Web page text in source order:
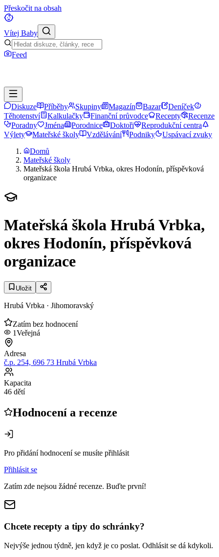
Přeskočit na obsah
Vítej Baby
Feed
Diskuze Příběhy Skupiny Magazín Bazar
Deníček
Těhotenství
Kalkulačky Finanční průvodce Recepty
Recenze
Poradny
Jména Porodnice Doktoři
Reprodukční centra
Výlety
Mateřské školy Vzdělávání Podniky
Uspávací zvuky
Domů
Mateřské školy
Mateřská škola Hrubá Vrbka, okres Hodonín, příspěvková
organizace
Mateřská škola Hrubá Vrbka,
okres Hodonín, příspěvková
organizace
Uložit
Hrubá Vrbka · Jihomoravský
Zatím bez hodnocení
1Veřejná
Adresa
č.p. 254, 696 73 Hrubá Vrbka
Kapacita
46 dětí
Hodnocení a recenze
Pro přidání hodnocení se musíte přihlásit
Přihlásit se
Zatím zde nejsou žádné recenze. Buďte první!
Chcete recepty a tipy do schránky?
Nejvýše jednou týdně, jen když je co poslat. Odhlásit se dá kdykoli.